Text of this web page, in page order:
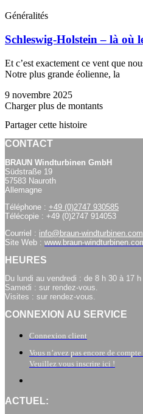
Généralités
Schleswig-Holstein – là où
Et c’est exactement ce vent que
Notre plus grande éolienne, la
9 novembre 2025
Charger plus de montants
Partager cette histoire
CONTACT
BRAUN Windturbinen GmbH
Südstraße 19
57583 Nauroth
Allemagne
Téléphone : +49 (0)2747 930585
Télécopie : +49 (0)2747 914053
Courriel : info@braun-windturbinen.com
Site Web : www.braun-
HEURES
Du lundi au vendredi : de 8 h 30 à 17 h
Samedi : sur rendez-vous.
Visites : sur rendez-vous.
CONNEXION AU SERVICE
Connexion client
Vous n’avez pas encore de compte
Veuillez vous inscrire ici !
ACTUEL: